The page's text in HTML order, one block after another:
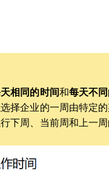
相同的时间和每天不
择企业的一周由特定
下周、当前周和上一周